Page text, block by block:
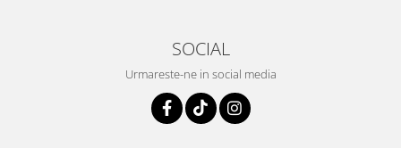
SOCIAL
Urmareste-ne in social media